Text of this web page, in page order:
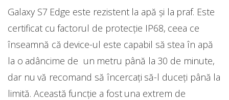
Galaxy S7 Edge este rezistent la apă și la praf. Este
certificat cu factorul de protecție IP68, ceea ce
înseamnă că device-ul este capabil să stea în apă
la o adâncime de un metru până la 30 de minute,
dar nu vă recomand să încercați să-l duceți până la
limită. Această funcție a fost una extrem de